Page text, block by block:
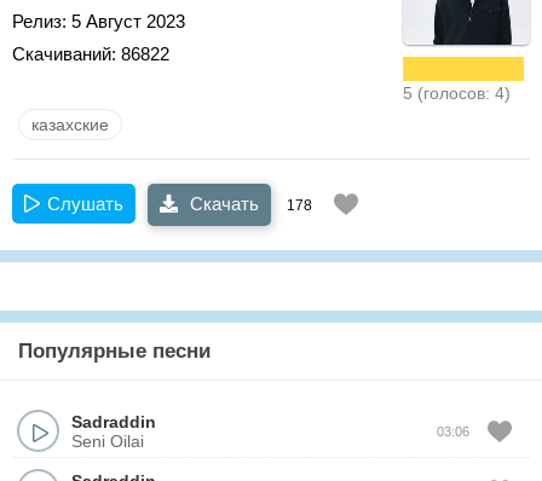
Релиз: 5 Август 2023
Скачиваний: 86822
5 (голосов: 4)
казахские
Слушать Скачать 178
Популярные песни
Sadraddin
Seni Oilai
03:06